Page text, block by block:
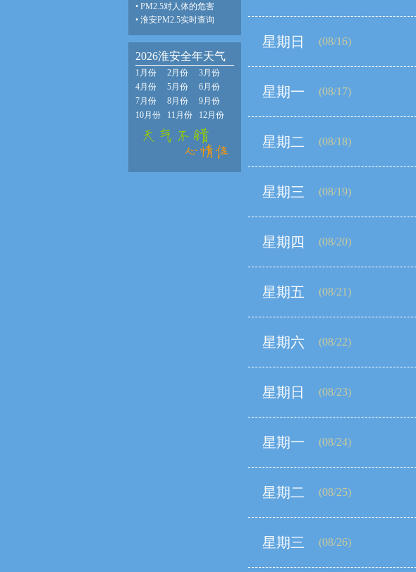
• PM2.5对人体的危害
• 淮安PM2.5实时查询
2026淮安全年天气
1月份 2月份
3月份
4月份
5月份
6月份
7月份
8月份
9月份
10月份
11月份 12月份
星期日 (08/16)
星期一 (08/17)
星期二 (08/18)
星期三 (08/19)
星期四 (08/20)
星期五 (08/21)
星期六 (08/22)
星期日 (08/23)
星期一 (08/24)
星期二 (08/25)
星期三 (08/26)